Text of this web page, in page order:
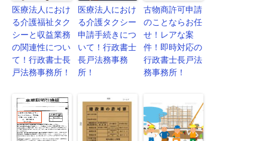
医療法人におけ
る介護福祉タク
シーと収益業務
の関連性につい
て！行政書士長
戸法務事務所！
医療法人におけ
る介護タクシー
申請手続きにつ
いて！行政書士
長戸法務事務
所！
古物商許可申請
のことならお任
せ！レアな案
件！即時対応の
行政書士長戸法
務事務所！